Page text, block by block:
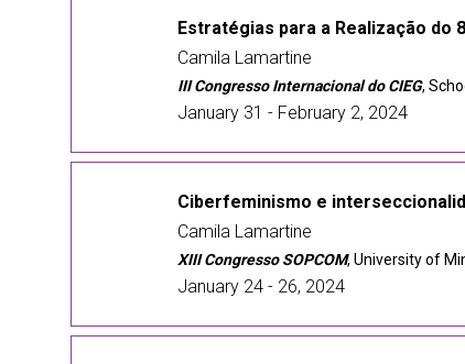
Estratégias para a Realização do
Camila Lamartine
III Congresso Internacional do CIEG,
January 31 - February 2, 2024
Ciberfeminismo e
Camila Lamartine
XIII Congresso SOPCOM, University of
January 24 - 26, 2024